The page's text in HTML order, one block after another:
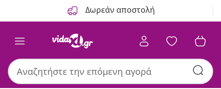
Δωρεάν αποστολή